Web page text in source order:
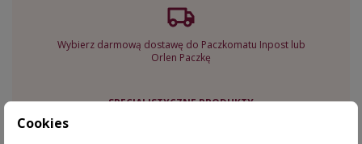
Wybierz darmową dostawę do Paczkomatu Inpost lub
Orlen Paczkę
SPECJALISTYCZNE PRODUKTY
Cookies